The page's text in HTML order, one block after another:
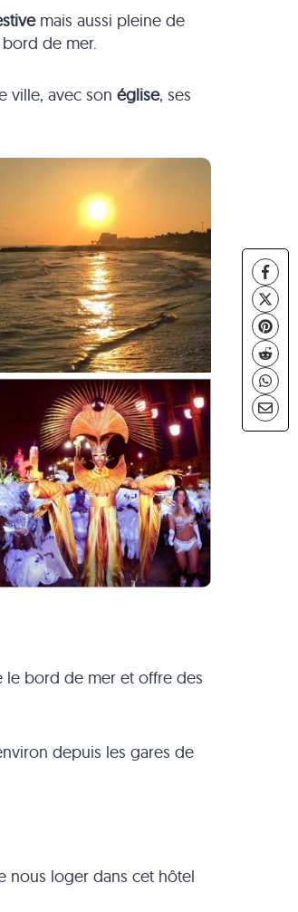
mais aussi pleine de
de mer.
ville, avec son église, ses
bord de mer et offre des
depuis les gares de
nous loger dans cet hôtel